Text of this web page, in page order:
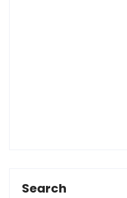
Search